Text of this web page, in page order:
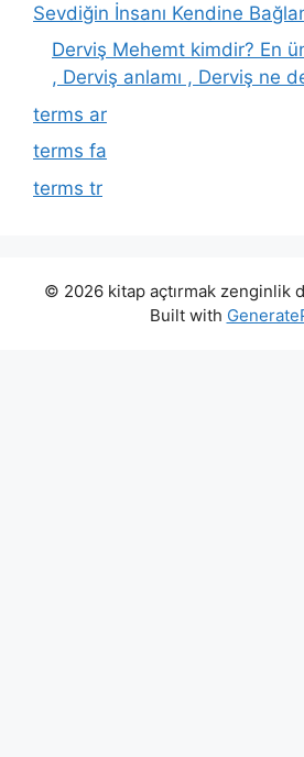
Sevdiğin İnsanı Kendine
Derviş Mehemt kimdir? En
, Derviş anlamı , Derviş ne
terms ar
terms fa
terms tr
© 2026 kitap açtırmak zenginlik
Built with